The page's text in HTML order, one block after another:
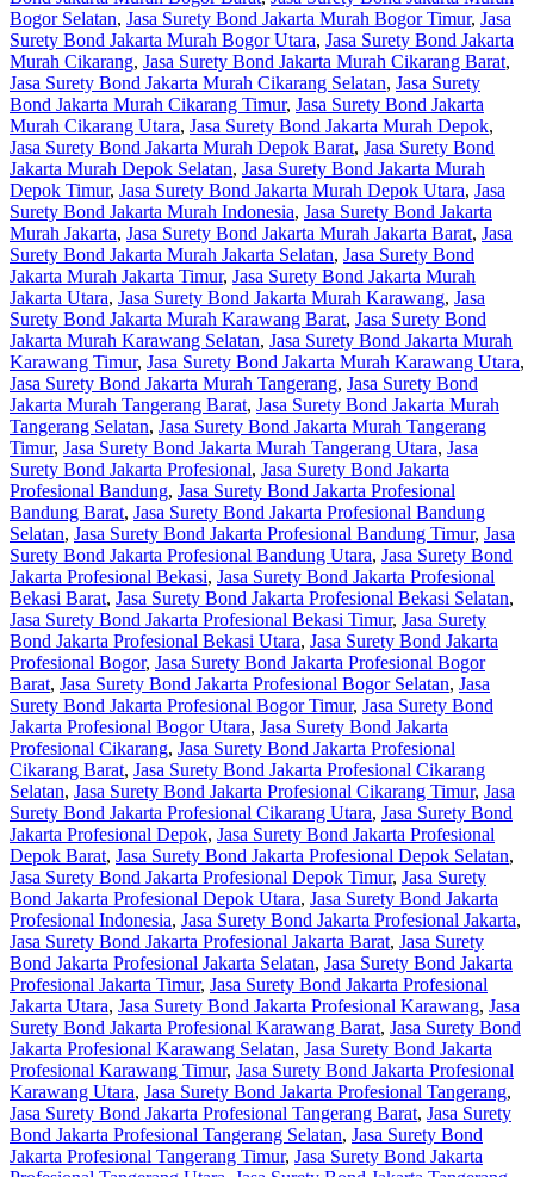
Bogor Selatan, Jasa Surety Bond Jakarta Murah Bogor Timur, Jasa
Surety Bond Jakarta Murah Bogor Utara, Jasa Surety Bond Jakarta
Murah Cikarang, Jasa Surety Bond Jakarta Murah Cikarang Barat,
Jasa Surety Bond Jakarta Murah Cikarang Selatan, Jasa Surety
Bond Jakarta Murah Cikarang Timur, Jasa Surety Bond Jakarta
Murah Cikarang Utara, Jasa Surety Bond Jakarta Murah Depok,
Jasa Surety Bond Jakarta Murah Depok Barat, Jasa Surety Bond
Jakarta Murah Depok Selatan, Jasa Surety Bond Jakarta Murah
Depok Timur, Jasa Surety Bond Jakarta Murah Depok Utara, Jasa
Surety Bond Jakarta Murah Indonesia, Jasa Surety Bond Jakarta
Murah Jakarta, Jasa Surety Bond Jakarta Murah Jakarta Barat, Jasa
Surety Bond Jakarta Murah Jakarta Selatan, Jasa Surety Bond
Jakarta Murah Jakarta Timur, Jasa Surety Bond Jakarta Murah
Jakarta Utara, Jasa Surety Bond Jakarta Murah Karawang, Jasa
Surety Bond Jakarta Murah Karawang Barat, Jasa Surety Bond
Jakarta Murah Karawang Selatan, Jasa Surety Bond Jakarta Murah
Karawang Timur, Jasa Surety Bond Jakarta Murah Karawang Utara,
Jasa Surety Bond Jakarta Murah Tangerang, Jasa Surety Bond
Jakarta Murah Tangerang Barat, Jasa Surety Bond Jakarta Murah
Tangerang Selatan, Jasa Surety Bond Jakarta Murah Tangerang
Timur, Jasa Surety Bond Jakarta Murah Tangerang Utara, Jasa
Surety Bond Jakarta Profesional, Jasa Surety Bond Jakarta
Profesional Bandung, Jasa Surety Bond Jakarta Profesional
Bandung Barat, Jasa Surety Bond Jakarta Profesional Bandung
Selatan, Jasa Surety Bond Jakarta Profesional Bandung Timur, Jasa
Surety Bond Jakarta Profesional Bandung Utara, Jasa Surety Bond
Jakarta Profesional Bekasi, Jasa Surety Bond Jakarta Profesional
Bekasi Barat, Jasa Surety Bond Jakarta Profesional Bekasi Selatan,
Jasa Surety Bond Jakarta Profesional Bekasi Timur, Jasa Surety
Bond Jakarta Profesional Bekasi Utara, Jasa Surety Bond Jakarta
Profesional Bogor, Jasa Surety Bond Jakarta Profesional Bogor
Barat, Jasa Surety Bond Jakarta Profesional Bogor Selatan, Jasa
Surety Bond Jakarta Profesional Bogor Timur, Jasa Surety Bond
Jakarta Profesional Bogor Utara, Jasa Surety Bond Jakarta
Profesional Cikarang, Jasa Surety Bond Jakarta Profesional
Cikarang Barat, Jasa Surety Bond Jakarta Profesional Cikarang
Selatan, Jasa Surety Bond Jakarta Profesional Cikarang Timur, Jasa
Surety Bond Jakarta Profesional Cikarang Utara, Jasa Surety Bond
Jakarta Profesional Depok, Jasa Surety Bond Jakarta Profesional
Depok Barat, Jasa Surety Bond Jakarta Profesional Depok Selatan,
Jasa Surety Bond Jakarta Profesional Depok Timur, Jasa Surety
Bond Jakarta Profesional Depok Utara, Jasa Surety Bond Jakarta
Profesional Indonesia, Jasa Surety Bond Jakarta Profesional Jakarta,
Jasa Surety Bond Jakarta Profesional Jakarta Barat, Jasa Surety
Bond Jakarta Profesional Jakarta Selatan, Jasa Surety Bond Jakarta
Profesional Jakarta Timur, Jasa Surety Bond Jakarta Profesional
Jakarta Utara, Jasa Surety Bond Jakarta Profesional Karawang, Jasa
Surety Bond Jakarta Profesional Karawang Barat, Jasa Surety Bond
Jakarta Profesional Karawang Selatan, Jasa Surety Bond Jakarta
Profesional Karawang Timur, Jasa Surety Bond Jakarta Profesional
Karawang Utara, Jasa Surety Bond Jakarta Profesional Tangerang,
Jasa Surety Bond Jakarta Profesional Tangerang Barat, Jasa Surety
Bond Jakarta Profesional Tangerang Selatan, Jasa Surety Bond
Jakarta Profesional Tangerang Timur, Jasa Surety Bond Jakarta